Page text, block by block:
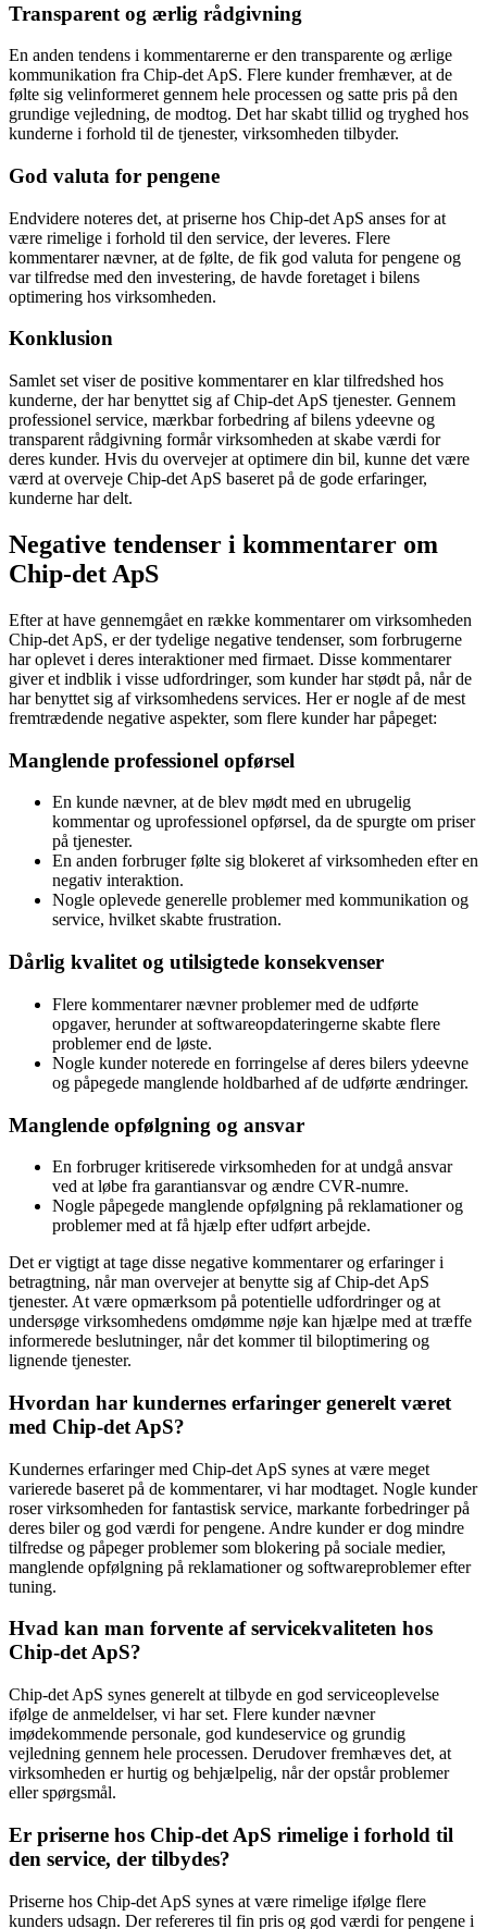
Transparent og ærlig rådgivning
En anden tendens i kommentarerne er den transparente og ærlige
kommunikation fra Chip-det ApS. Flere kunder fremhæver, at de
følte sig velinformeret gennem hele processen og satte pris på den
grundige vejledning, de modtog. Det har skabt tillid og tryghed hos
kunderne i forhold til de tjenester, virksomheden tilbyder.
God valuta for pengene
Endvidere noteres det, at priserne hos Chip-det ApS anses for at
være rimelige i forhold til den service, der leveres. Flere
kommentarer nævner, at de følte, de fik god valuta for pengene og
var tilfredse med den investering, de havde foretaget i bilens
optimering hos virksomheden.
Konklusion
Samlet set viser de positive kommentarer en klar tilfredshed hos
kunderne, der har benyttet sig af Chip-det ApS tjenester. Gennem
professionel service, mærkbar forbedring af bilens ydeevne og
transparent rådgivning formår virksomheden at skabe værdi for
deres kunder. Hvis du overvejer at optimere din bil, kunne det være
værd at overveje Chip-det ApS baseret på de gode erfaringer,
kunderne har delt.
Negative tendenser i kommentarer om
Chip-det ApS
Efter at have gennemgået en række kommentarer om virksomheden
Chip-det ApS, er der tydelige negative tendenser, som forbrugerne
har oplevet i deres interaktioner med firmaet. Disse kommentarer
giver et indblik i visse udfordringer, som kunder har stødt på, når de
har benyttet sig af virksomhedens services. Her er nogle af de mest
fremtrædende negative aspekter, som flere kunder har påpeget:
Manglende professionel opførsel
En kunde nævner, at de blev mødt med en ubrugelig
kommentar og uprofessionel opførsel, da de spurgte om priser
på tjenester.
En anden forbruger følte sig blokeret af virksomheden efter en
negativ interaktion.
Nogle oplevede generelle problemer med kommunikation og
service, hvilket skabte frustration.
Dårlig kvalitet og utilsigtede konsekvenser
Flere kommentarer nævner problemer med de udførte
opgaver, herunder at softwareopdateringerne skabte flere
problemer end de løste.
Nogle kunder noterede en forringelse af deres bilers ydeevne
og påpegede manglende holdbarhed af de udførte ændringer.
Manglende opfølgning og ansvar
En forbruger kritiserede virksomheden for at undgå ansvar
ved at løbe fra garantiansvar og ændre CVR-numre.
Nogle påpegede manglende opfølgning på reklamationer og
problemer med at få hjælp efter udført arbejde.
Det er vigtigt at tage disse negative kommentarer og erfaringer i
betragtning, når man overvejer at benytte sig af Chip-det ApS
tjenester. At være opmærksom på potentielle udfordringer og at
undersøge virksomhedens omdømme nøje kan hjælpe med at træffe
informerede beslutninger, når det kommer til biloptimering og
lignende tjenester.
Hvordan har kundernes erfaringer generelt været
med Chip-det ApS?
Kundernes erfaringer med Chip-det ApS synes at være meget
varierede baseret på de kommentarer, vi har modtaget. Nogle kunder
roser virksomheden for fantastisk service, markante forbedringer på
deres biler og god værdi for pengene. Andre kunder er dog mindre
tilfredse og påpeger problemer som blokering på sociale medier,
manglende opfølgning på reklamationer og softwareproblemer efter
tuning.
Hvad kan man forvente af servicekvaliteten hos
Chip-det ApS?
Chip-det ApS synes generelt at tilbyde en god serviceoplevelse
ifølge de anmeldelser, vi har set. Flere kunder nævner
imødekommende personale, god kundeservice og grundig
vejledning gennem hele processen. Derudover fremhæves det, at
virksomheden er hurtig og behjælpelig, når der opstår problemer
eller spørgsmål.
Er priserne hos Chip-det ApS rimelige i forhold til
den service, der tilbydes?
Priserne hos Chip-det ApS synes at være rimelige ifølge flere
kunders udsagn. Der refereres til fin pris og god værdi for pengene i